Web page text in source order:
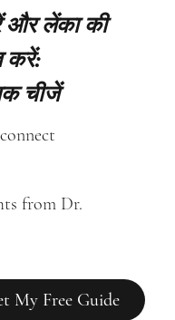
और लेंका की
करें:
चीजें
from Dr.
My Free Guide